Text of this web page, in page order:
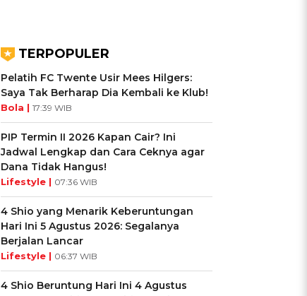
TERPOPULER
Pelatih FC Twente Usir Mees Hilgers:
Saya Tak Berharap Dia Kembali ke Klub!
Bola | 17:39 WIB
PIP Termin II 2026 Kapan Cair? Ini
Jadwal Lengkap dan Cara Ceknya agar
Dana Tidak Hangus!
Lifestyle | 07:36 WIB
4 Shio yang Menarik Keberuntungan
Hari Ini 5 Agustus 2026: Segalanya
Berjalan Lancar
Lifestyle | 06:37 WIB
4 Shio Beruntung Hari Ini 4 Agustus